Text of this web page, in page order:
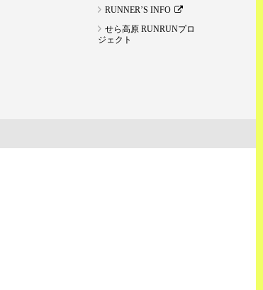
RUNNER’S INFO
せら高原 RUNRUNプロ
ジェクト